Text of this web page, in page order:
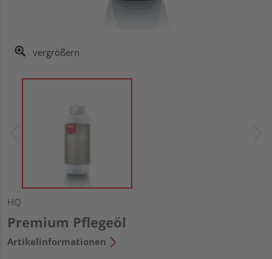
vergrößern
HQ
Premium Pflegeöl
Artikelinformationen